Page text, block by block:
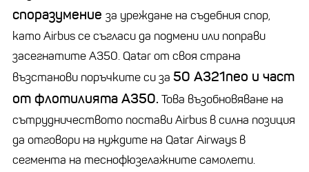
споразумение за уреждане на съдебния спор,
като Airbus се съгласи да подмени или поправи
засегнатите A350. Qatar от своя страна
възстанови поръчките си за 50 A321neo и част
от флотилията A350. Това възобновяване на
сътрудничеството постави Airbus в силна позиция
да отговори на нуждите на Qatar Airways в
сегмента на теснофюзелажните самолети.